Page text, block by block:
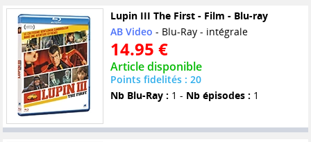
Lupin III The First - Film - Blu-ray
AB Video - Blu-Ray - intégrale
14.95 €
Article disponible
Points fidelités : 20
Nb Blu-Ray : 1 - Nb épisodes : 1